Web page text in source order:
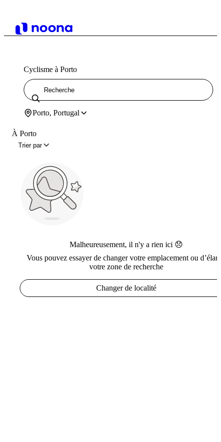
Cyclisme à Porto
Porto, Portugal
À Porto
Trier par
Malheureusement, il n'y a rien ici 😞
Vous pouvez essayer de changer votre emplacement ou
votre zone de recherche
Changer de localité